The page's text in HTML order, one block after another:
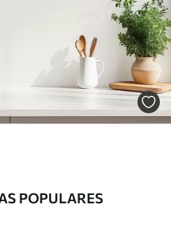
POPULARES